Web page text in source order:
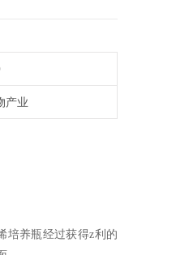
产业
培养瓶经过获得z利的